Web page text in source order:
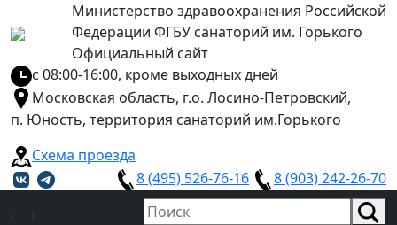
Министерство здравоохранения Российской
Федерации ФГБУ санаторий им. Горького
Официальный сайт
с 08:00-16:00, кроме выходных дней
Московская область, г.о. Лосино-Петровский,
п. Юность, территория санаторий им.Горького
Схема проезда
8 (495) 526-76-16
8 (903) 242-26-70